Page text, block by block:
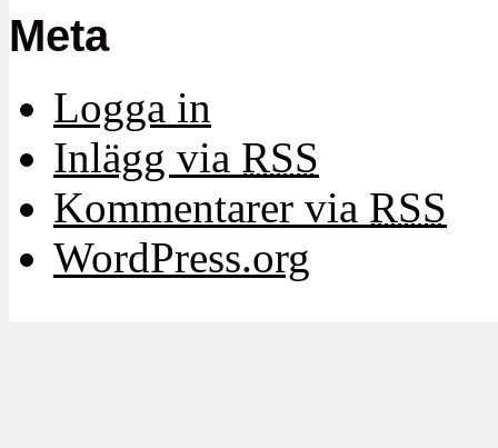
Meta
Logga in
Inlägg via RSS
Kommentarer via RSS
WordPress.org